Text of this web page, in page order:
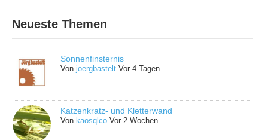
Neueste Themen
Sonnenfinsternis
Vonjoergbastelt Vor 4 Tagen
Katzenkratz- und Kletterwand
Vonkaosqlco Vor 2 Wochen